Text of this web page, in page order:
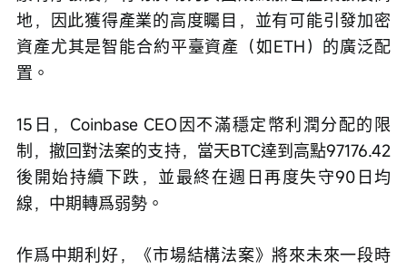
地，因此獲得產業的高度矚目，並有可能引發加密
資產尤其是智能合約平臺資產（如ETH）的廣泛配
置。
15日，Coinbase CEO因不滿穩定幣利潤分配的限
制，撤回對法案的支持，當天BTC達到高點97176.42
後開始持續下跌，並最終在週日再度失守90日均
線，中期轉爲弱勢。
作爲中期利好，《市場結構法案》將來未來一段時